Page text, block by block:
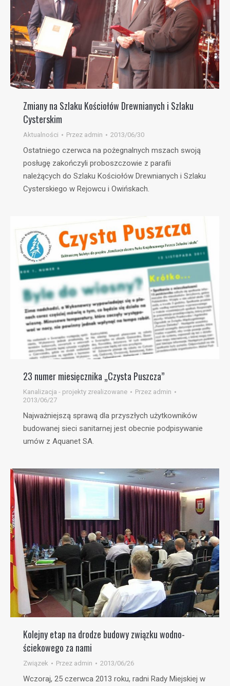
Zmiany na Szlaku Kościołów Drewnianych i Szlaku
Cysterskim
Aktualności Przez admin 2013/06/30
Ostatniego czerwca na pożegnalnych mszach swoją
posługę zakończyli proboszczowie z parafii
należących do Szlaku Kościołów Drewnianych i Szlaku
Cysterskiego w Rejowcu i Owińskach.
23 numer miesięcznika „Czysta Puszcza”
Kanalizacja - projekty zrealizowane Przez admin
2013/06/27
Najważniejszą sprawą dla przyszłych użytkowników
budowanej sieci sanitarnej jest obecnie podpisywanie
umów z Aquanet SA.
Kolejny etap na drodze budowy związku wodno-
ściekowego za nami
Związek Przez admin 2013/06/26
Wczoraj, 25 czerwca 2013 roku, radni Rady Miejskiej w